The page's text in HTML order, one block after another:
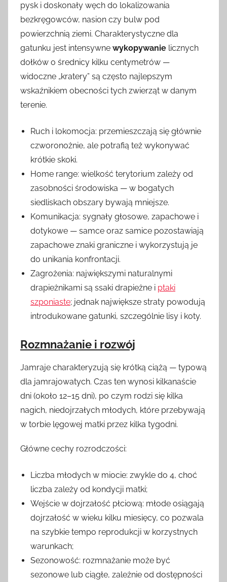
pysk i doskonały węch do lokalizowania
bezkręgowców, nasion czy bulw pod
powierzchnią ziemi. Charakterystyczne dla
gatunku jest intensywne wykopywanie licznych
dołków o średnicy kilku centymetrów —
widoczne „kratery” są często najlepszym
wskaźnikiem obecności tych zwierząt w danym
terenie.
Ruch i lokomocja: przemieszczają się głównie
czworonożnie, ale potrafią też wykonywać
krótkie skoki.
Home range: wielkość terytorium zależy od
zasobności środowiska — w bogatych
siedliskach obszary bywają mniejsze.
Komunikacja: sygnały głosowe, zapachowe i
dotykowe — samce oraz samice pozostawiają
zapachowe znaki graniczne i wykorzystują je
do unikania konfrontacji.
Zagrożenia: największymi naturalnymi
drapieżnikami są ssaki drapieżne i ptaki
szponiaste; jednak największe straty powodują
introdukowane gatunki, szczególnie lisy i koty.
Rozmnażanie i rozwój
Jamraje charakteryzują się krótką ciążą — typową
dla jamrajowatych. Czas ten wynosi kilkanaście
dni (około 12–15 dni), po czym rodzi się kilka
nagich, niedojrzałych młodych, które przebywają
w torbie lęgowej matki przez kilka tygodni.
Główne cechy rozrodczości:
Liczba młodych w miocie: zwykle do 4, choć
liczba zależy od kondycji matki;
Wejście w dojrzałość płciową: młode osiągają
dojrzałość w wieku kilku miesięcy, co pozwala
na szybkie tempo reprodukcji w korzystnych
warunkach;
Sezonowość: rozmnażanie może być
sezonowe lub ciągłe, zależnie od dostępności